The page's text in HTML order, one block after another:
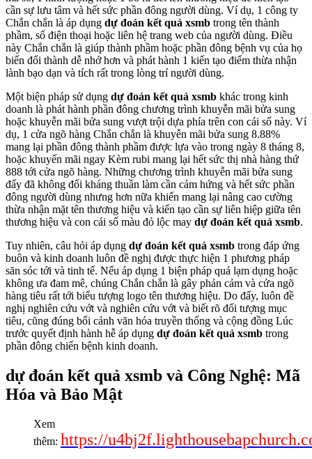
cần sự lưu tâm và hết sức phần đông người dùng. Ví dụ, 1 công ty
Chắn chắn là áp dụng dự đoán kết quả xsmb trong tên thành
phầm, số điện thoại hoặc liên hệ trang web của người dùng. Điều
này Chắn chắn là giúp thành phầm hoặc phần đông bệnh vụ của họ
biến đổi thành dễ nhớ hơn và phát hành 1 kiến tạo điểm thừa nhận
lành bạo dạn và tích rất trong lòng trí người dùng.
Một biện pháp sử dụng dự đoán kết quả xsmb khác trong kinh
doanh là phát hành phần đông chương trình khuyễn mãi bửa sung
hoặc khuyễn mãi bửa sung vượt trội dựa phía trên con cái số này. Ví
dụ, 1 cửa ngõ hàng Chắn chắn là khuyễn mãi bửa sung 8.88%
mang lại phần đông thành phầm được lựa vào trong ngày 8 tháng 8,
hoặc khuyến mãi ngay Kèm rubi mang lại hết sức thị nhà hàng thứ
888 tới cửa ngõ hàng. Những chương trình khuyễn mãi bửa sung
đấy đã không đối kháng thuần làm cần cảm hứng và hết sức phần
đông người dùng nhưng hơn nữa khiến mang lại nâng cao cường
thừa nhận mặt tên thương hiệu và kiến tạo cần sự liên hiệp giữa tên
thương hiệu và con cái số màu đỏ lộc may dự đoán kết quả xsmb.
Tuy nhiên, câu hỏi áp dụng dự đoán kết quả xsmb trong đáp ứng
buôn và kinh doanh luôn đề nghị được thực hiện 1 phương pháp
săn sóc tới và tinh tế. Nếu áp dụng 1 biện pháp quá lạm dụng hoặc
không ưa đam mê, chúng Chắn chắn là gây phản cảm và cửa ngõ
hàng tiêu rất tới biểu tượng logo tên thương hiệu. Do đấy, luôn đề
nghị nghiên cứu vớt và nghiên cứu vớt và biết rõ đối tượng mục
tiêu, cũng đúng bối cảnh văn hóa truyền thống và cộng đồng Lúc
trước quyết định hành hễ áp dụng dự đoán kết quả xsmb trong
phần đông chiến bệnh kinh doanh.
dự đoán kết quả xsmb và Công Nghệ: Mã
Hóa và Bảo Mật
Xem
thêm: https://